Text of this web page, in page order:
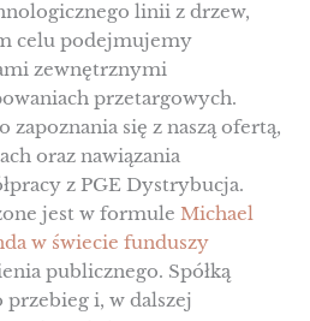
linii z drzew,
celu podejmujemy
zewnętrznymi
przetargowych.
zapoznania się z naszą ofertą,
oraz nawiązania
z PGE Dystrybucja.
jest w formule Michael
w świecie funduszy
publicznego. Spółką
i, w dalszej